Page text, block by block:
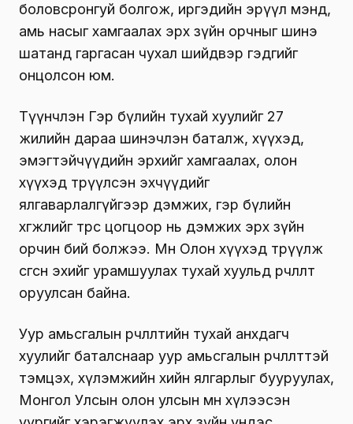
боловсронгуй болгож, иргэдийн эрүүл мэнд,
амь насыг хамгаалах эрх зүйн орчныг шинэ
шатанд гаргасан чухал шийдвэр гэдгийг
онцолсон юм.
Түүнчлэн Гэр бүлийн тухай хуулийг 27
жилийн дараа шинэчлэн баталж, хүүхэд,
эмэгтэйчүүдийн эрхийг хамгаалах, олон
хүүхэд төрүүлсэн эхчүүдийг
ялгаварлалгүйгээр дэмжих, гэр бүлийн
хөгжлийг төрөөс цогцоор нь дэмжих эрх зүйн
орчин бий болжээ. Мөн Олон хүүхэд төрүүлж
өсгөсөн эхийг урамшуулах тухай хуульд өөрчлөлт
оруулсан байна.
Уур амьсгалын өөрчлөлтийн тухай анхдагч
хуулийг баталснаар уур амьсгалын өөрчлөлттэй
тэмцэх, хүлэмжийн хийн ялгарлыг бууруулах,
Монгол Улсын олон улсын өмнө хүлээсэн